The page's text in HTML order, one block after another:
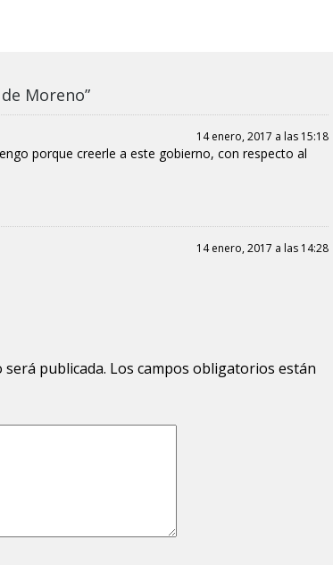
Moreno”
14 enero, 2017 a las 15:18
porque creerle a este gobierno, con respecto al
14 enero, 2017 a las 14:28
publicada. Los campos obligatorios están